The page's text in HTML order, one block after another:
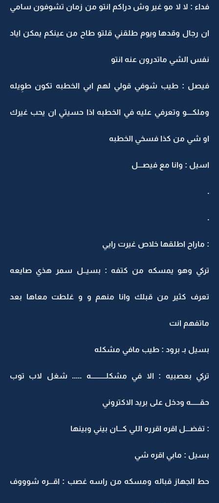
فداء : لا لا مو غير وش دراكم انتو من زمان تشوفون سامي
ان رجال وقدها ويوم طلقني قلتو طاح من عينكم يمكن اياد
نفس الشي ماتدرون عنه انتو
فيصل : طيب شوفي قولي لهم ابي الخطبه تكون طوِيله
وملكــــو وتعرفي عليه في الخطبه اذا حسيتي ان يحب غيرك
او شي من كذا فسخي الخطبه
اسيل : وانا مع فيصـــل
.
.
: ماراح اطلقها خلاص غيرت رايي
تركي وهو يمسكه من كتفه : بسيــل سمر هذي صايعه
تعرف كثير من قبلك وانا منهم و و غلطت معاها بعد
ماتفهم انت
بسيل بـ برود : طيب مافي مشكله
تركي بعصبيه : الا في مشكلــــــــــه ..... شغل لاب توب
حقــــــه ودخل على بريد الاكتروني
: تفضـــل اقره اقرره اللي كـــان بيني وبينها
بسيل : مابي اقره شي
حط الجهاز قباله ومسكه من راسه غصب : اقـــره شوووف